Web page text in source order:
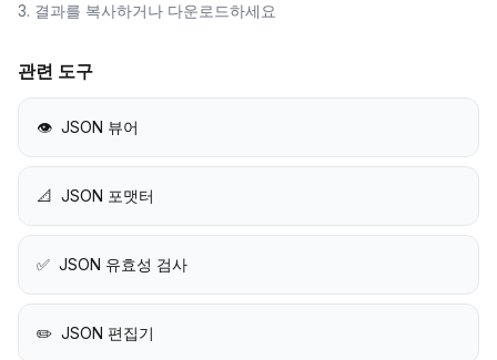
결과를 복사하거나 다운로드하세요
관련 도구
👁️ JSON 뷰어
📐 JSON 포맷터
✅ JSON 유효성 검사
✏️ JSON 편집기